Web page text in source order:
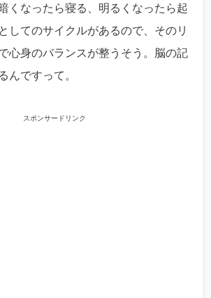
くなったら寝る、明るくなったら起
してのサイクルがあるので、そのリ
心身のバランスが整うそう。脳の記
んですって。
スポンサードリンク